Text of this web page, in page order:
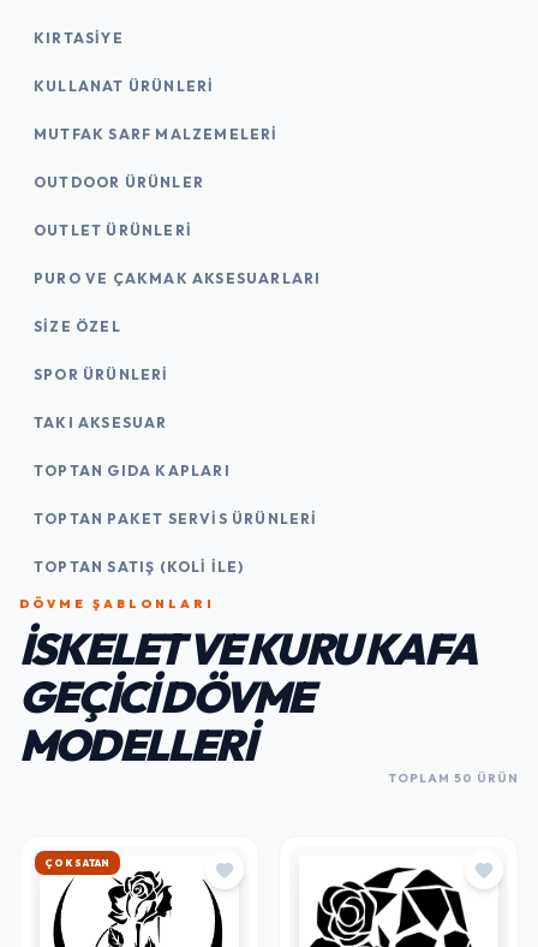
KIRTASİYE
KULLANAT ÜRÜNLERI
MUTFAK SARF MALZEMELERI
OUTDOOR ÜRÜNLER
OUTLET ÜRÜNLERI
PURO VE ÇAKMAK AKSESUARLARI
SIZE ÖZEL
SPOR ÜRÜNLERI
TAKI AKSESUAR
TOPTAN GIDA KAPLARI
TOPTAN PAKET SERVIS ÜRÜNLERI
TOPTAN SATIŞ (KOLI İLE)
DÖVME ŞABLONLARI
İSKELET VE KURU KAFA
GEÇICI DÖVME
MODELLERI
TOPLAM 50 ÜRÜN
HIZLI KARGO